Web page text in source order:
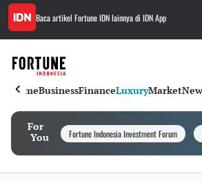
Baca artikel Fortune IDNlainnya di IDN App
HomeBusinessFinanceLuxuryMarket
For
You
Fortune Indonesia Investment Forum